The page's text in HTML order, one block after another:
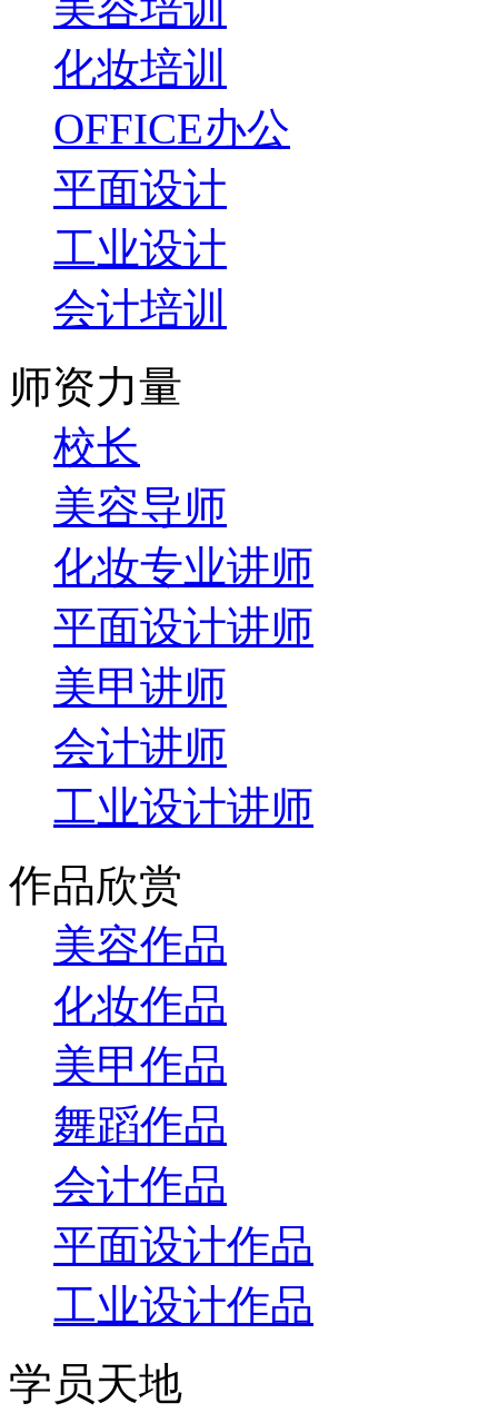
化妆培训
OFFICE办公
平面设计
工业设计
会计培训
师资力量
校长
美容导师
化妆专业讲师
平面设计讲师
美甲讲师
会计讲师
工业设计讲师
作品欣赏
美容作品
化妆作品
美甲作品
舞蹈作品
会计作品
平面设计作品
工业设计作品
学员天地